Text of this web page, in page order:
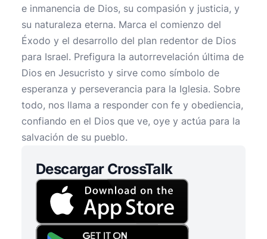
e inmanencia de Dios, su compasión y justicia, y
su naturaleza eterna. Marca el comienzo del
Éxodo y el desarrollo del plan redentor de Dios
para Israel. Prefigura la autorrevelación última de
Dios en Jesucristo y sirve como símbolo de
esperanza y perseverancia para la Iglesia. Sobre
todo, nos llama a responder con fe y obediencia,
confiando en el Dios que ve, oye y actúa para la
salvación de su pueblo.
Descargar CrossTalk